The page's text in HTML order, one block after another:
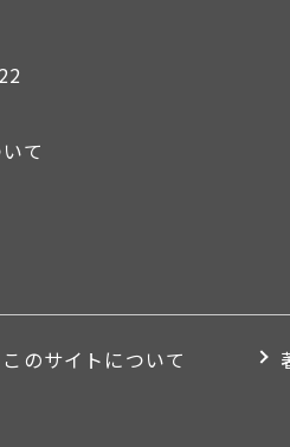
て
このサイトについて